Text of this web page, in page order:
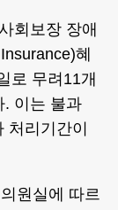
회보장 장애
혜
로 무려11개
. 이는 불과
리기간이
원실에 따르